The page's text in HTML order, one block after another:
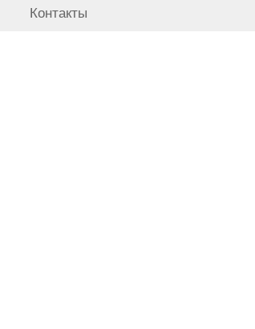
Контакты